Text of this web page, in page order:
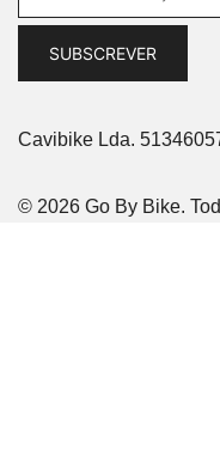
Cavibike Lda.
© 2026 Go By Bike.